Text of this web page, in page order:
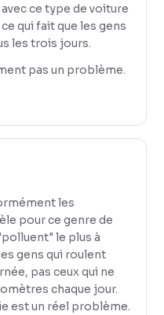
ce type de voiture
qui fait que les gens
les trois jours.
pas un problème.
les
pour ce genre de
le plus à
gens qui roulent
pas ceux qui ne
chaque jour.
est un réel problème.